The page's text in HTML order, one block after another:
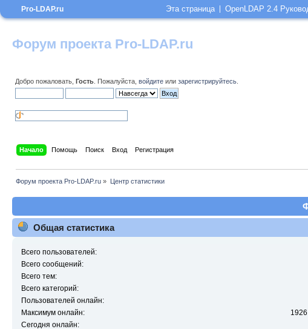
Форум проекта Pro-LDAP.ru
Добро пожаловать, Гость . Пожалуйста, войдите или зарегистрируйтесь
Начало Помощь Поиск Вход Регистрация
Форум проекта Pro-LDAP.ru » Центр статистики
Общая статистика
Всего пользователей:
Всего сообщений:
Всего тем:
Всего категорий:
Пользователей онлайн:
Максимум онлайн:
Сегодня онлайн:
Pro-LDAP.ru Эта страница OpenLDAP 2.4